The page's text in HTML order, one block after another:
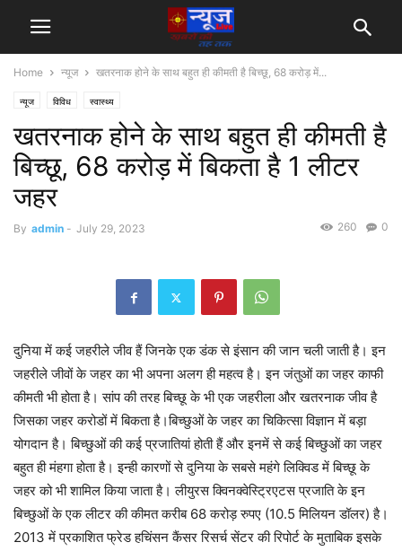
Home न्यूज खतरनाक होने के साथ बहुत ही कीमती है बिच्छू, 68 करोड़ में...
न्यूज विविध स्वास्थ्य
खतरनाक होने के साथ बहुत ही कीमती है
बिच्छू, 68 करोड़ में बिकता है 1 लीटर
जहर
By admin - July 29, 2023 0
260
दुनिया में कई जहरीले जीव हैं जिनके एक डंक से इंसान की जान चली जाती है। इन
जहरीले जीवों के जहर का भी अपना अलग ही महत्व है। इन जंतुओं का जहर काफी
कीमती भी होता है। सांप की तरह बिच्छू के भी एक जहरीला और खतरनाक जीव है
जिसका जहर करोडों में बिकता है।बिच्छुओं के जहर का चिकित्सा विज्ञान में बड़ा
योगदान है। बिच्छुओं की कई प्रजातियां होती हैं और इनमें से कई बिच्छुओं का जहर
बहुत ही मंहगा होता है। इन्ही कारणों से दुनिया के सबसे महंगे लिक्विड में बिच्छू के
जहर को भी शामिल किया जाता है। लीयुरस क्विनक्वेस्ट्रिएटस प्रजाति के इन
बिच्छुओं के एक लीटर की कीमत करीब 68 करोड़ रुपए (10.5 मिलियन डॉलर) है।
2013 में प्रकाशित फ्रेड हचिंसन कैंसर रिसर्च सेंटर की रिपोर्ट के मुताबिक इसके